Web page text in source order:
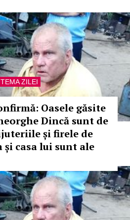
TEMA ZILEI
Oasele găsite
Dincă sunt de
și firele de
casa lui sunt ale